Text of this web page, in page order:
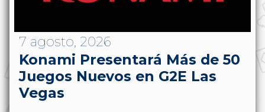
7 agosto, 2026
Konami Presentará Más de 50
Juegos Nuevos en G2E Las
Vegas